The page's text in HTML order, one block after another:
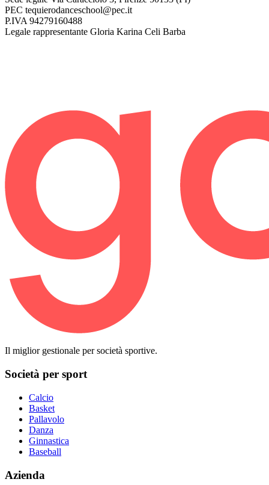
PEC tequierodanceschool@pec.it
P.IVA 94279160488
Legale rappresentante Gloria Karina Celi Barba
Il miglior gestionale per società sportive.
Società per sport
Calcio
Basket
Pallavolo
Danza
Ginnastica
Baseball
Azienda